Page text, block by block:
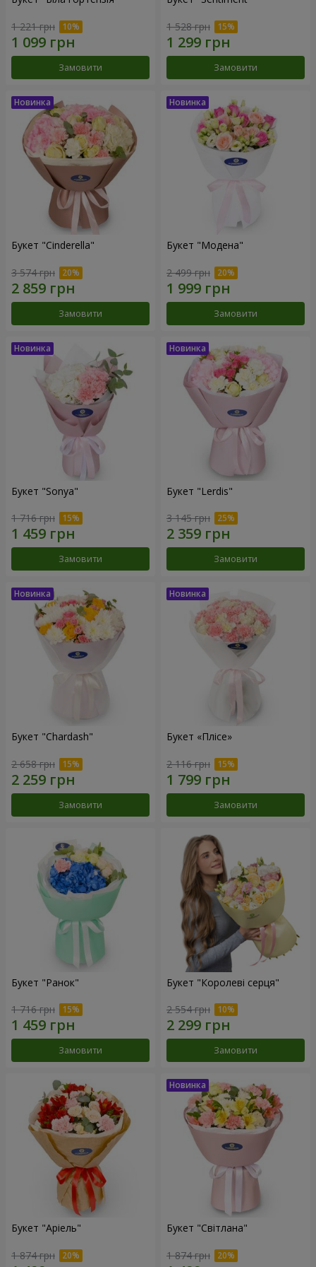
1 221 грн
Замовити
1 528 грн
Замовити
Букет "Cinderella"
3 574 грн
Замовити
Букет "Модена"
2 499 грн
Замовити
Букет "Sonya"
1 716 грн
Замовити
Букет "Lerdis"
3 145 грн
Замовити
Букет "Chardash"
2 658 грн
Замовити
Букет «Плісе»
2 116 грн
Замовити
Букет "Ранок"
1 716 грн
Замовити
Букет "Королеві серця"
2 554 грн
Замовити
Букет "Аріель"
1 874 грн
Букет "Світлана"
1 874 грн